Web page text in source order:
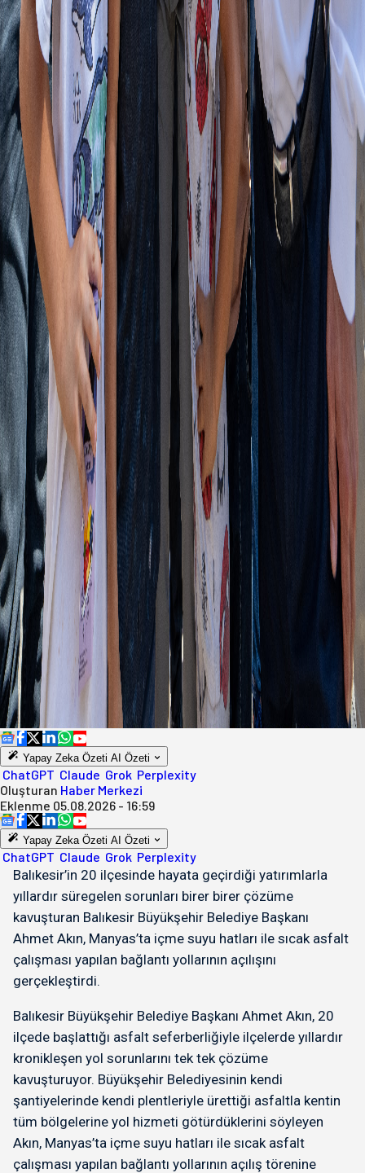
Yapay Zeka Özeti AI Özeti
ChatGPT Claude Grok Perplexity
Oluşturan Haber Merkezi
Eklenme 05.08.2026 - 16:59
Yapay Zeka Özeti AI Özeti
ChatGPT Claude Grok Perplexity
Balıkesir’in 20 ilçesinde hayata geçirdiği yatırımlarla
yıllardır süregelen sorunları birer birer çözüme
kavuşturan Balıkesir Büyükşehir Belediye Başkanı
Ahmet Akın, Manyas’ta içme suyu hatları ile sıcak asfalt
çalışması yapılan bağlantı yollarının açılışını
gerçekleştirdi.
Balıkesir Büyükşehir Belediye Başkanı Ahmet Akın, 20
ilçede başlattığı asfalt seferberliğiyle ilçelerde yıllardır
kronikleşen yol sorunlarını tek tek çözüme
kavuşturuyor. Büyükşehir Belediyesinin kendi
şantiyelerinde kendi plentleriyle ürettiği asfaltla kentin
tüm bölgelerine yol hizmeti götürdüklerini söyleyen
Akın, Manyas’ta içme suyu hatları ile sıcak asfalt
çalışması yapılan bağlantı yollarının açılış törenine